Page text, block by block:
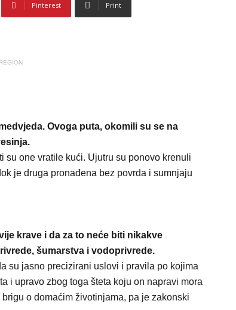
Pinterest Print
Ovoga puta, okomili su se na
one vratile kući. Ujutru su ponovo krenuli
je druga pronađena bez povrda i sumnjaju
krave i da za to neće biti nikakve
šumarstva i vodoprivrede.
su jasno precizirani uslovi i pravila po kojima
i upravo zbog toga šteta koju on napravi mora
o domaćim životinjama, pa je zakonski